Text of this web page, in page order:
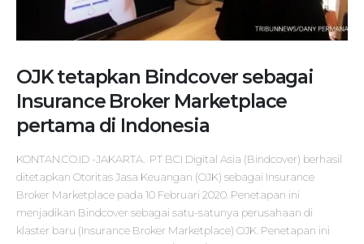
OJK tetapkan Bindcover sebagai
Insurance Broker Marketplace
pertama di Indonesia
KONTAN.CO.ID -JAKARTA. PT BCI Digital Asia (Bindcover) berhasil
ditetapkan Otoritas Jasa Keuangan (OJK) sebagai Insurance
Broker Marketplace pada 10 Februari 2020. Penetapan ini
menjadikan Bindcover sebagai satu-satunya perusahaan di
klaster baru (Insurance Broker Marketplace) OJK. Penetapan ini